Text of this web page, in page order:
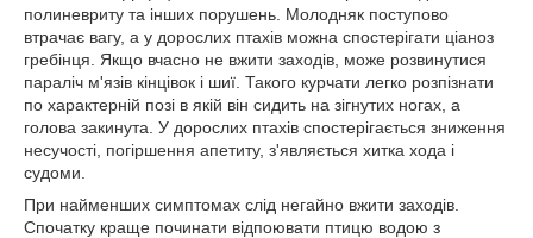
полиневриту та інших порушень. Молодняк поступово
втрачає вагу, а у дорослих птахів можна спостерігати ціаноз
гребінця. Якщо вчасно не вжити заходів, може розвинутися
параліч м'язів кінцівок і шиї. Такого курчати легко розпізнати
по характерній позі в якій він сидить на зігнутих ногах, а
голова закинута. У дорослих птахів спостерігається зниження
несучості, погіршення апетиту, з'являється хитка хода і
судоми.
При найменших симптомах слід негайно вжити заходів.
Спочатку краще починати відпоювати птицю водою з